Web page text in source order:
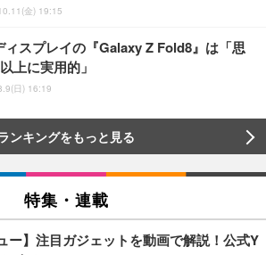
金) 19:15
ィスプレイの『Galaxy Z Fold8』は「思
上に実用的」
日) 16:19
ンキングをもっと見る
特集・連載
ー】注目ガジェットを動画で解説！公式Y